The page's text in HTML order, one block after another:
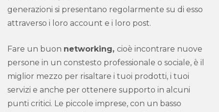
generazioni si presentano regolarmente su di esso
attraverso i loro account e i loro post.
Fare un buon networking, cioè incontrare nuove
persone in un constesto professionale o sociale, è il
miglior mezzo per risaltare i tuoi prodotti, i tuoi
servizi e anche per ottenere supporto in alcuni
punti critici. Le piccole imprese, con un basso